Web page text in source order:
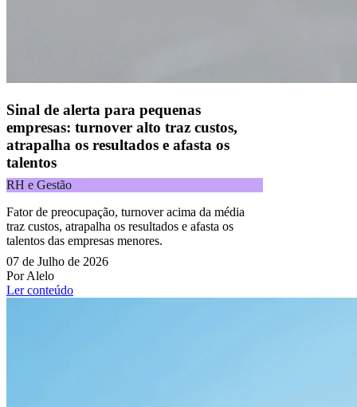
Sinal de alerta para pequenas
empresas: turnover alto traz custos,
atrapalha os resultados e afasta os
talentos
RH e Gestão
Fator de preocupação, turnover acima da média
traz custos, atrapalha os resultados e afasta os
talentos das empresas menores.
07 de Julho de 2026
Por Alelo
Ler conteúdo